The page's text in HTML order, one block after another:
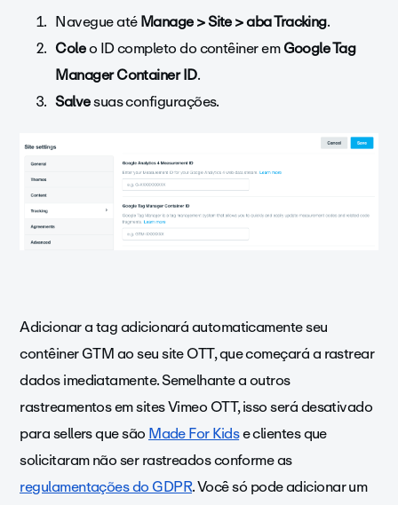
Navegue atéManage > Site > aba Tracking.
Coleo ID completo do contêiner emGoogle Tag
Manager Container ID.
Salvesuas configurações.
Adicionar a tag adicionará automaticamente seu
contêiner GTM ao seu site OTT, que começará a rastrear
dados imediatamente. Semelhante a outros
rastreamentos em sites Vimeo OTT, isso será desativado
para sellers que sãoMade For Kidse clientes que
solicitaram não ser rastreados conforme as
regulamentações do GDPR. Você só pode adicionar um